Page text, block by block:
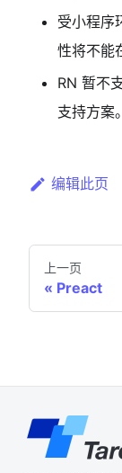
受小程序
性将不能
RN 暂不
支持方案。
编辑此页
上一页
Preact